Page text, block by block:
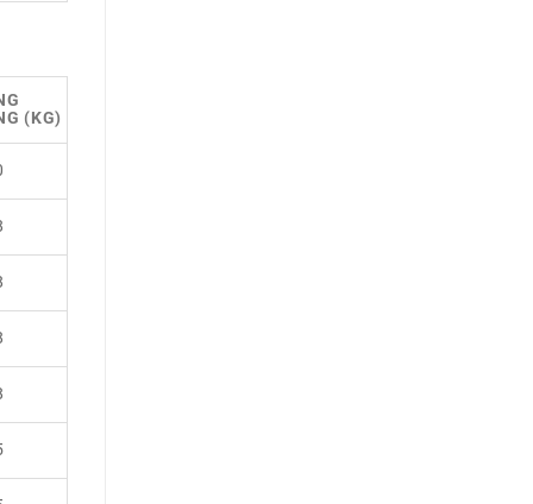
(KG)